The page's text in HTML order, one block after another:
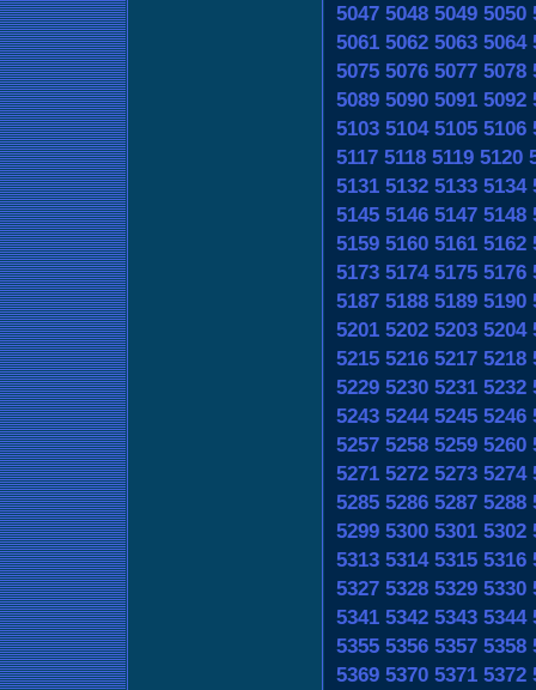
5047 5048 5049 5050
5061 5062 5063 5064
5075 5076 5077 5078
5089 5090 5091 5092
5103 5104 5105 5106
5117 5118 5119 5120
5131 5132 5133 5134
5145 5146 5147 5148
5159 5160 5161 5162
5173 5174 5175 5176
5187 5188 5189 5190
5201 5202 5203 5204
5215 5216 5217 5218
5229 5230 5231 5232
5243 5244 5245 5246
5257 5258 5259 5260
5271 5272 5273 5274
5285 5286 5287 5288
5299 5300 5301 5302
5313 5314 5315 5316
5327 5328 5329 5330
5341 5342 5343 5344
5355 5356 5357 5358
5369 5370 5371 5372